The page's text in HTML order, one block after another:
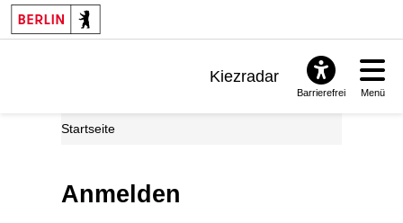
Kiezradar
Barrierefrei Menü
Startseite
Anmelden